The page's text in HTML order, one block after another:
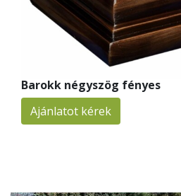
Barokk négyszög fényes
Ajánlatot kérek